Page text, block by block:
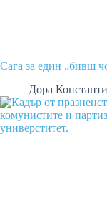
Сага за един „бивш
Дора